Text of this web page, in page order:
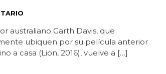
australiano Garth Davis, que
ubiquen por su película anterior
a casa (Lion, 2016), vuelve a […]